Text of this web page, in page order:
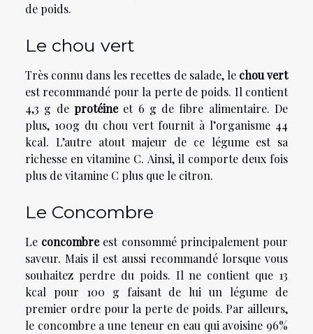
de poids.
Le chou vert
Très connu dans les recettes de salade, le chou vert
est recommandé pour la perte de poids. Il contient
4,3 g de protéineet 6 g de fibre alimentaire. De
plus, 100g du chou vert fournit à l’organisme 44
kcal. L’autre atout majeur de ce légume est sa
richesse en vitamine C. Ainsi, il comporte deux fois
plus de vitamine C plus que le citron.
Le Concombre
Le concombreest consommé principalement pour
saveur. Mais il est aussi recommandé lorsque vous
souhaitez perdre du poids. Il ne contient que 13
kcal pour 100 g faisant de lui un légume de
premier ordre pour la perte de poids. Par ailleurs,
le concombre a une teneur en eau qui avoisine 96%